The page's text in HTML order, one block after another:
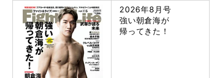
2026年8月号
強い朝倉海が
帰ってきた！